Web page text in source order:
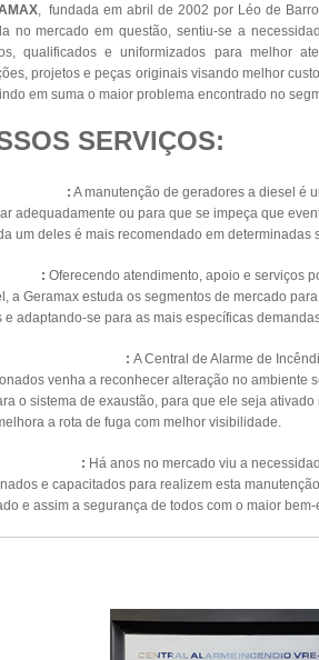
, fundada em abril de 2002 por Léo de
no mercado em questão, sentiu-se a
qualificados e uniformizados para melhor
projetos e peças originais visando melhor
em suma o maior problema encontrado no
SERVIÇOS:
: A manutenção de geradores a diesel é
adequadamente ou para que se impeça que
um deles é mais recomendado em determinadas
: Oferecendo atendimento, apoio e serviços
a Geramax estuda os segmentos de mercado
e adaptando-se para as mais específicas
: A Central de Alarme de
venha a reconhecer alteração no ambiente
o sistema de exaustão, para que ele seja
a rota de fuga com melhor visibilidade.
: Há anos no mercado viu a
e capacitados para realizem esta
e assim a segurança de todos com o maior